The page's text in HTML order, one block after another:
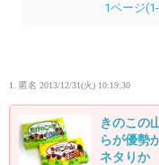
1ページ
1. 匿名 2013/12/31(火) 10:19:30
きのこの
らが優勢
ネタりか